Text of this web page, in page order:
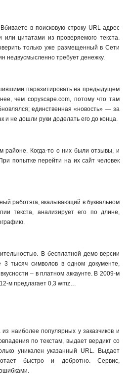
в поисковую строку URL-адрес
цитатами из проверяемого текста.
только уже размещенный в Сети
недвусмысленно требует денежку.
паразитировать на предыдущем
чем copyscape.com, потому что там
единственная «новость» — за
и не дошли руки доделать его до конца.
районе. Когда-то о них были отзывы, и
попытке перейти на их сайт человек
работяга, вкалывающий в буквальном
текста, анализирует его по длине,
В бесплатной демо-версии
3 тысяч символов в одном документе,
– в платном аккаунте. В 2009-м
м предлагает 0,3 wmz…
наиболее популярных у заказчиков и
по текстам, выдает вердикт со
уникален указанный URL. Выдает
быстро и добротно. Сервис,